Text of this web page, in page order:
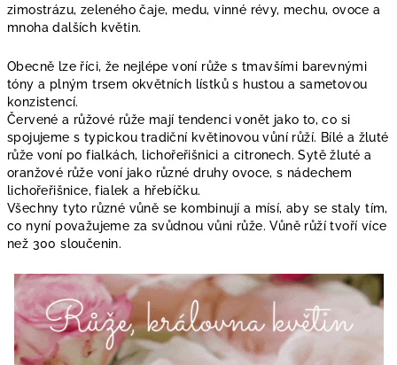
zimostrázu, zeleného čaje, medu, vinné révy, mechu, ovoce a
mnoha dalších květin.
Obecně lze říci, že nejlépe voní růže s tmavšími barevnými
tóny a plným trsem okvětních lístků s hustou a sametovou
konzistencí.
Červené a růžové růže mají tendenci vonět jako to, co si
spojujeme s typickou tradiční květinovou vůní růží. Bílé a žluté
růže voní po fialkách, lichořeřišnici a citronech. Sytě žluté a
oranžové růže voní jako různé druhy ovoce, s nádechem
lichořeřišnice, fialek a hřebíčku.
Všechny tyto různé vůně se kombinují a mísí, aby se staly tím,
co nyní považujeme za svůdnou vůni růže. Vůně růží tvoří více
než 300 sloučenin.